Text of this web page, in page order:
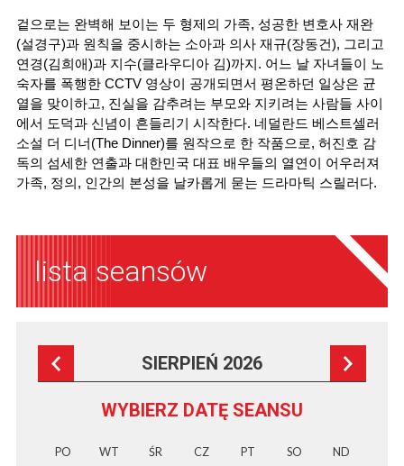
겉으로는 완벽해 보이는 두 형제의 가족, 성공한 변호사 재완
(설경구)과 원칙을 중시하는 소아과 의사 재규(장동건), 그리고
연경(김희애)과 지수(클라우디아 김)까지. 어느 날 자녀들이 노
숙자를 폭행한 CCTV 영상이 공개되면서 평온하던 일상은 균
열을 맞이하고, 진실을 감추려는 부모와 지키려는 사람들 사이
에서 도덕과 신념이 흔들리기 시작한다. 네덜란드 베스트셀러
소설 더 디너(The Dinner)를 원작으로 한 작품으로, 허진호 감
독의 섬세한 연출과 대한민국 대표 배우들의 열연이 어우러져
가족, 정의, 인간의 본성을 날카롭게 묻는 드라마틱 스릴러다.
lista seansów
SIERPIEŃ 2026
WYBIERZ DATĘ SEANSU
PO WT ŚR CZ PT SO ND